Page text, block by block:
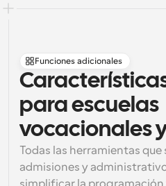
Funciones adicionales
para escuelas
vocacionales
Todas las herramientas que
admisiones y